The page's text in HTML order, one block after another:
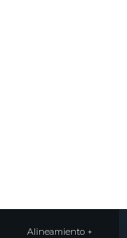
Alineamiento +